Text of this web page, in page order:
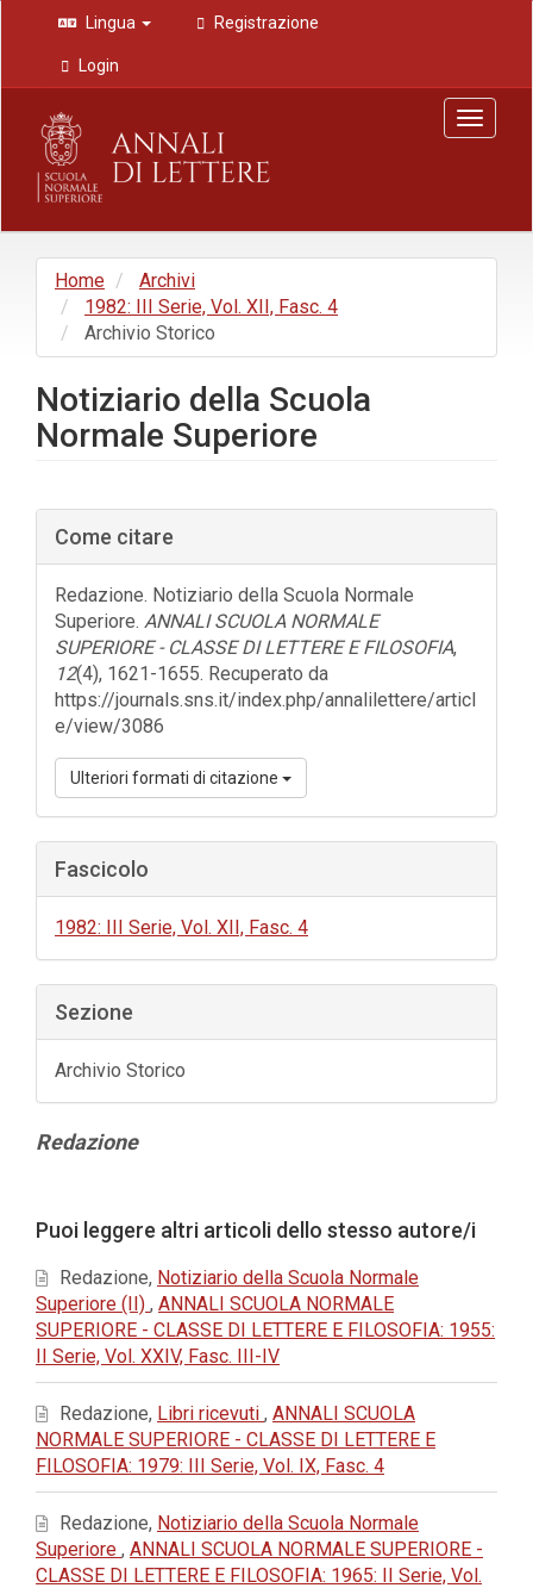
Navigazione
principale
Contenuto
principale
Barra
laterale
Lingua Registrazione
Login
Toggle
Home
Archivi
1982: III Serie, Vol. XII, Fasc. 4
Archivio Storico
Notiziario della Scuola
Normale Superiore
Barra
laterale
dell'articolo
Come citare
Redazione. Notiziario della Scuola Normale
Superiore. ANNALI SCUOLA NORMALE
SUPERIORE - CLASSE DI LETTERE E FILOSOFIA,
12(4), 1621-1655. Recuperato da
https://journals.sns.it/index.php/annalilettere/articl
e/view/3086
Ulteriori formati di citazione
Fascicolo
1982: III Serie, Vol. XII, Fasc. 4
Sezione
Archivio Storico
Contenuto
Redazione
dell'articolo
Puoi leggere altri articoli dello stesso autore/i
Redazione, Notiziario della Scuola Normale
Superiore (II) , ANNALI SCUOLA NORMALE
SUPERIORE - CLASSE DI LETTERE E FILOSOFIA: 1955:
II Serie, Vol. XXIV, Fasc. III-IV
Redazione, Libri ricevuti , ANNALI SCUOLA
NORMALE SUPERIORE - CLASSE DI LETTERE E
FILOSOFIA: 1979: III Serie, Vol. IX, Fasc. 4
Redazione, Notiziario della Scuola Normale
Superiore , ANNALI SCUOLA NORMALE SUPERIORE -
CLASSE DI LETTERE E FILOSOFIA: 1965: II Serie, Vol.